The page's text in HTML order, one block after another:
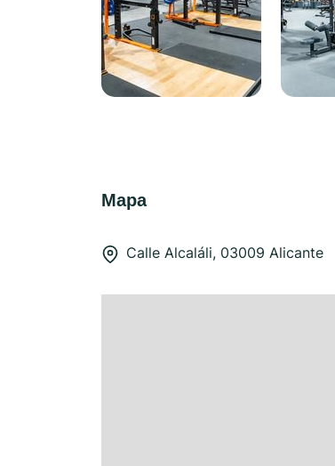
Mapa
Calle Alcaláli, 03009 Alicante